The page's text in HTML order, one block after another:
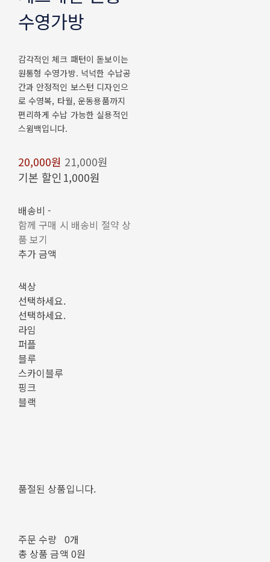
수영가방
감각적인 체크 패턴이 돋보이는
원통형 수영가방. 넉넉한 수납공
간과 안정적인 보스턴 디자인으
로 수영복, 타월, 운동용품까지
편리하게 수납 가능한 실용적인
스윔백입니다.
20,000원 21,000원
기본 할인 1,000원
배송비-
함께 구매 시 배송비 절약 상
품 보기
추가 금액
색상
선택하세요.
선택하세요.
라임
퍼플
블루
스카이블루
핑크
블랙
품절된 상품입니다.
주문 수량 0개
총 상품 금액 0원